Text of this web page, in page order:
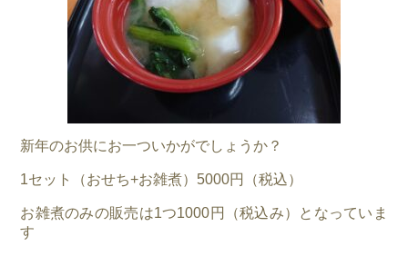
新年のお供にお一ついかがでしょうか？
1セット（おせち+お雑煮）5000円（税込）
お雑煮のみの販売は1つ1000円（税込み）となっていま
す